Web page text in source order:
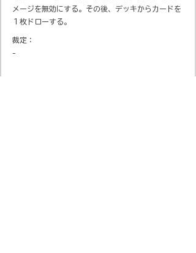
メージを無効にする。その後、デッキからカードを
１枚ドローする。
裁定：
-